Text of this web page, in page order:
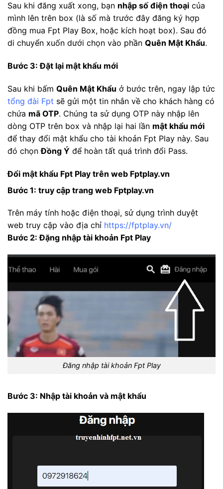
Sau khi đăng xuất xong, bạn nhập số điện thoại của
mình lên trên box (là số mà trước đây đăng ký hợp
đồng mua Fpt Play Box, hoặc kích hoạt box). Sau đó
di chuyển xuốn dưới chọn vào phần Quên Mật Khẩu.
Bước 3: Đặt lại mật khẩu mới
Sau khi bấm Quên Mật Khẩu ở bước trên, ngay lập tức
tổng đài Fpt sẽ gửi một tin nhắn về cho khách hàng có
chứa mã OTP. Chúng ta sử dụng OTP này nhập lên
dòng OTP trên box và nhập lại hai lần mật khẩu mới
để thay đổi mật khẩu cho tài khoản Fpt Play này. Sau
đó chọnĐồng Ý để hoàn tất quá trình đổi Pass.
Đổi mật khẩu Fpt Play trên web Fptplay.vn
Bước 1: truy cập trang web Fptplay.vn
Trên máy tính hoặc điện thoại, sử dụng trình duyệt
web truy cập vào địa chỉ https://fptplay.vn/
Bước 2: Đặng nhập tài khoản Fpt Play
Đăng nhập tài khoản Fpt Play
Bước 3: Nhập tài khoản và mật khẩu